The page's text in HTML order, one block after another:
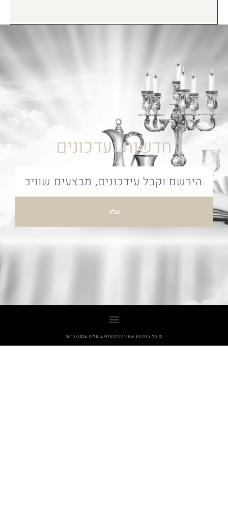
חדשות ועדכונים
שלח
© כל הזכויות שמורות לחסידיש פלוס 2013-2026